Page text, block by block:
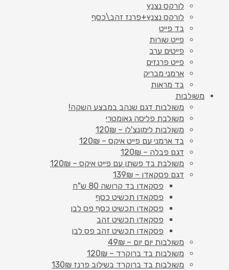
לורקס נצנץ
לורקס נצנץ+פרנז זהב\כסף
בד פייט
פייט שורות
פייטים ערב
פייט פרנזים
ארמני מבריק
בד מראות
משולבות
משולבות דגם שנהב במבצע השקה!
משולבת פליסה גאומטרי
משולבות לימונצ'לו – 120₪
בד ארמני עם פייט איקס – 120₪
דגם פבלה – 120₪
משולבת בד פשתן עם פייט איקס – 120₪
דגם פסקאדו – 139₪
פסקאדו בד קרושה 80 ש"ח
פסקאדו תכשיט כסף
פסקאדו תכשיט כסף פס לבן
פסקאדו תכשיט זהב
פסקאדו תכשיט זהב פס לבן
משולבות יום יום – 49₪
משולבות בד ברוקרד – 120₪
משולבות בד ברוקרד בשילוב פרנז 130₪